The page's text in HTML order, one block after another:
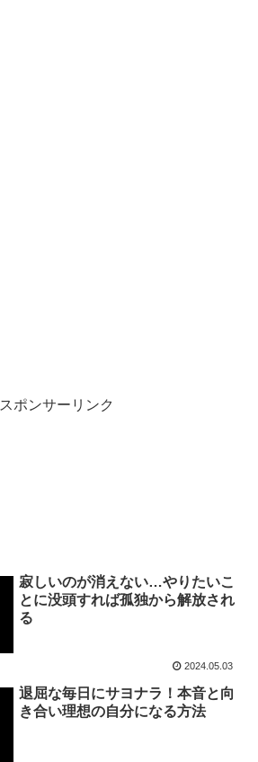
スポンサーリンク
寂しいのが消えない…やりたいこ
とに没頭すれば孤独から解放され
る
2024.05.03
退屈な毎日にサヨナラ！本音と向
き合い理想の自分になる方法